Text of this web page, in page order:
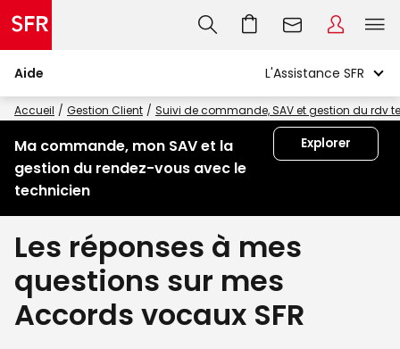
Aide
Accueil Gestion Client Suivi de commande, SAV et gestion du rdv
Ma commande, mon SAV et la
gestion du rendez-vous avec le
technicien
Explorer
Les réponses à mes
questions sur mes
Accords vocaux SFR